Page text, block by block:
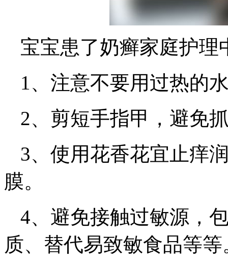
宝宝患了奶癣家庭护理
1、注意不要用过热的
2、剪短手指甲，避免
3、使用花香花宜止痒
膜。
4、避免接触过敏源，
质、替代易致敏食品等等